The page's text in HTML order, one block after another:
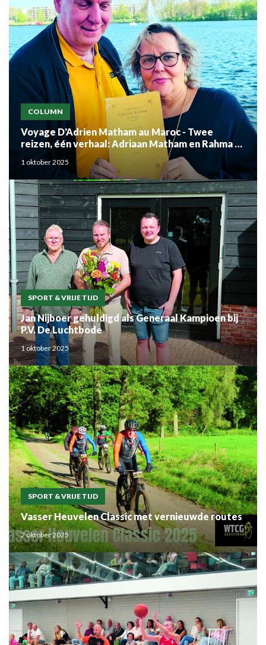
COLUMN
Voyage D'Adrien Matham au Maroc - Twee
reizen, één verhaal: Adriaan Matham en Rahma el
Mouden
1 oktober 2025
SPORT & VRIJE TIJD
Jan Nijboer gehuldigd als Generaal Kampioen bij
P.V. De Luchtbode
1 oktober 2025
SPORT & VRIJE TIJD
Vasser Heuvelen Classic met vernieuwde routes
2 oktober 2025